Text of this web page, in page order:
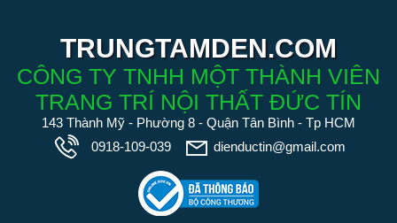
TRUNGTAMDEN.COM
CÔNG TY TNHH MỘT THÀNH VIÊN
TRANG TRÍ NỘI THẤT ĐỨC TÍN
143 Thành Mỹ - Phường 8 - Quận Tân Bình - Tp HCM
0918-109-039
dienductin@gmail.com